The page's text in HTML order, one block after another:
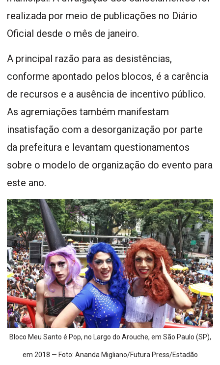
realizada por meio de publicações no Diário
Oficial desde o mês de janeiro.
A principal razão para as desistências,
conforme apontado pelos blocos, é a carência
de recursos e a ausência de incentivo público.
As agremiações também manifestam
insatisfação com a desorganização por parte
da prefeitura e levantam questionamentos
sobre o modelo de organização do evento para
este ano.
Bloco Meu Santo é Pop, no Largo do Arouche, em São Paulo (SP),
em 2018 — Foto: Ananda Migliano/Futura Press/Estadão